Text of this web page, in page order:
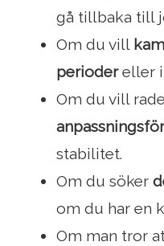
gå tillbaka till
Om du vill
periodereller
Om du vill
stabilitet.
Om du söker
om du har en
Om man tror